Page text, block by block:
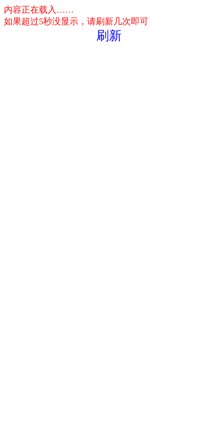
内容正在载入……
如果超过5秒没显示，请刷新几次即可
刷新